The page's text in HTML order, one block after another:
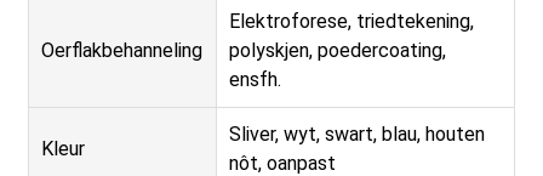
Oerflakbehanneling
Elektroforese, triedtekening,
polyskjen, poedercoating,
ensfh.
Kleur
Sliver, wyt, swart, blau, houten
nôt, oanpast